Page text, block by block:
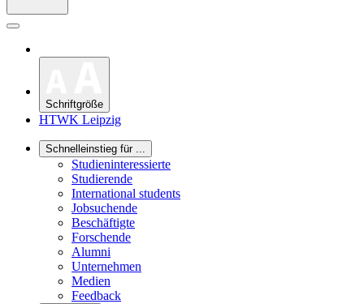
Schriftgröße
HTWK Leipzig
Schnelleinstieg für ...
Studieninteressierte
Studierende
International students
Jobsuchende
Beschäftigte
Forschende
Alumni
Unternehmen
Medien
Feedback